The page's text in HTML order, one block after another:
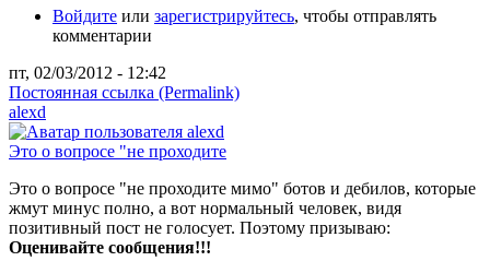
Войдите или зарегистрируйтесь, чтобы отправлять
комментарии
пт, 02/03/2012 - 12:42
Постоянная ссылка (Permalink)
alexd
Это о вопросе "не проходите
Это о вопросе "не проходите мимо" ботов и дебилов, которые
жмут минус полно, а вот нормальный человек, видя
позитивный пост не голосует. Поэтому призываю:
Оценивайте сообщения!!!